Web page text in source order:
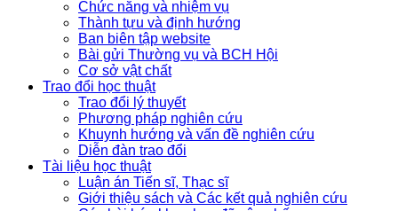
Chức năng và nhiệm vụ
Thành tựu và định hướng
Ban biên tập website
Bài gửi Thường vụ và BCH Hội
Cơ sở vật chất
Trao đổi học thuật
Trao đổi lý thuyết
Phương pháp nghiên cứu
Khuynh hướng và vấn đề nghiên cứu
Diễn đàn trao đổi
Tài liệu học thuật
Luận án Tiến sĩ, Thạc sĩ
Giới thiệu sách và Các kết quả nghiên cứu